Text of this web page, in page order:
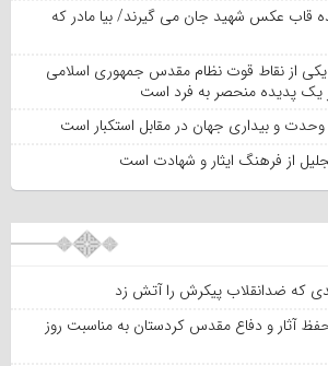
قاب عکس شهید جان می گیرند/ بیا مادر که
یکی از نقاط قوت نظام مقدس جمهوری اسلامی
یک پدیده منحصر به فرد است
وحدت و بیداری جهان در مقابل استکبار است
از فرهنگ ایثار و شهادت است
که ضدانقلاب پیکرش را آتش زد
آثار و دفاع مقدس کردستان به مناسبت روز